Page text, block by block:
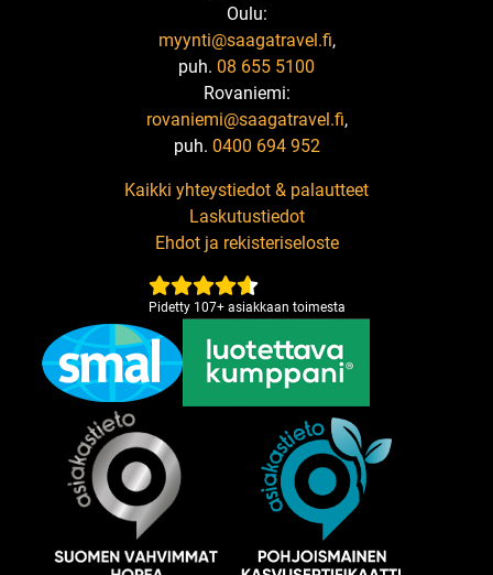
Oulu:
myynti@saagatravel.fi,
puh. 08 655 5100
Rovaniemi:
rovaniemi@saagatravel.fi,
puh. 0400 694 952
Kaikki yhteystiedot & palautteet
Laskutustiedot
Ehdot ja rekisteriseloste
Pidetty 107+ asiakkaan toimesta